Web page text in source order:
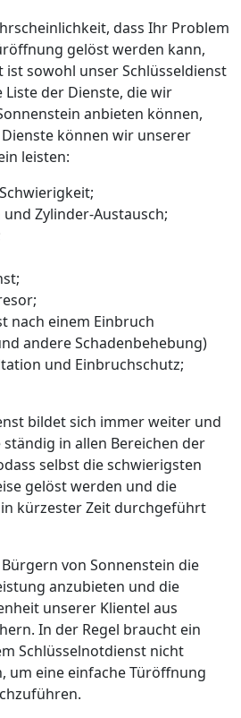
dass Ihr Problem
gelöst werden kann,
ist sowohl unser Schlüsseldienst
der Dienste, die wir
anbieten können,
können wir unserer
leisten:
Zylinder-Austausch;
nach einem Einbruch
andere Schadenbehebung)
und Einbruchschutz;
bildet sich immer weiter und
in allen Bereichen der
selbst die schwierigsten
gelöst werden und die
kürzester Zeit durchgeführt
von Sonnenstein die
anzubieten und die
unserer Klientel aus
In der Regel braucht ein
Schlüsselnotdienst nicht
um eine einfache Türöffnung